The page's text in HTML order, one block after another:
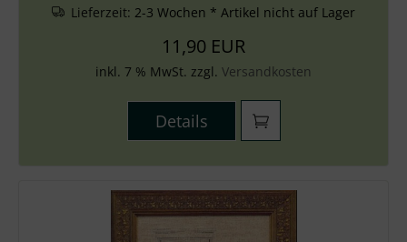
Lieferzeit: 2-3 Wochen * Artikel nicht auf Lager
11,90 EUR
inkl. 7 % MwSt. zzgl. Versandkosten
Details